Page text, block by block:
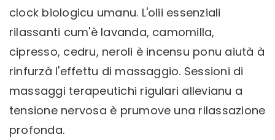
clock biologicu umanu. L'olii essenziali
rilassanti cum'è lavanda, camomilla,
cipresso, cedru, neroli è incensu ponu aiutà à
rinfurzà l'effettu di massaggio. Sessioni di
massaggi terapeutichi rigulari allevianu a
tensione nervosa è prumove una rilassazione
profonda.